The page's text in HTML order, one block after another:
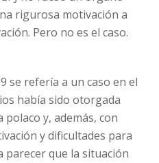
rigurosa motivación a
Pero no es el caso.
se refería a un caso en el
había sido otorgada
y, además, con
y dificultades para
parecer que la situación